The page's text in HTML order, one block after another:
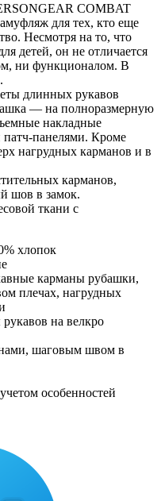
COMBAT
для тех, кто еще
Несмотря на то, что
детей, он не отличается
ни функционалом. В
длинных рукавов
— на полноразмерную
накладные
панелями. Кроме
нагрудных карманов и в
карманов,
шов в замок.
ткани с
хлопок
карманы рубашки,
плечах, нагрудных
на велкро
шаговым швом в
особенностей